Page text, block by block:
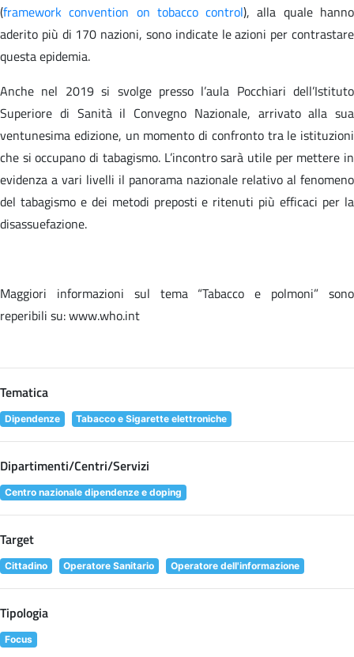
(framework convention on tobacco control), alla quale hanno
aderito più di 170 nazioni, sono indicate le azioni per contrastare
questa epidemia.
Anche nel 2019 si svolge presso l’aula Pocchiari dell’Istituto
Superiore di Sanità il Convegno Nazionale, arrivato alla sua
ventunesima edizione, un momento di confronto tra le istituzioni
che si occupano di tabagismo. L’incontro sarà utile per mettere in
evidenza a vari livelli il panorama nazionale relativo al fenomeno
del tabagismo e dei metodi preposti e ritenuti più efficaci per la
disassuefazione.
Maggiori informazioni sul tema “Tabacco e polmoni” sono
reperibili su: www.who.int
Tematica
Dipendenze Tabacco e Sigarette elettroniche
Dipartimenti/Centri/Servizi
Centro nazionale dipendenze e doping
Target
Cittadino Operatore Sanitario Operatore dell'informazione
Tipologia
Focus